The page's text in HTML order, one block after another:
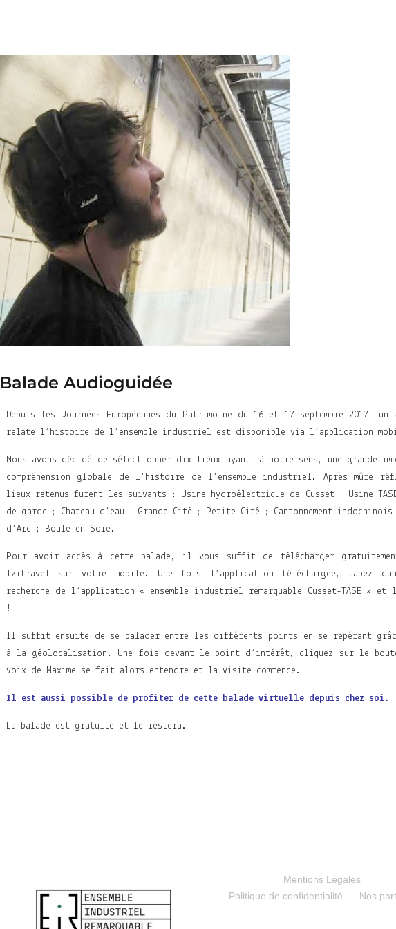
Balade Audioguidée
Depuis les Journées Européennes du Patrimoine du 16 et 17 septembre 2017,
relate l’histoire de l’ensemble industriel est disponible via l’application
Nous avons décidé de sélectionner dix lieux ayant, à notre sens, une grande
compréhension globale de l’histoire de l’ensemble industriel. Après mûre
lieux retenus furent les suivants : Usine hydroélectrique de Cusset ; Usine
de garde ; Chateau d’eau ; Grande Cité ; Petite Cité ; Cantonnement indochinois
d’Arc ; Boule en Soie.
Pour avoir accès à cette balade, il vous suffit de télécharger
Izitravel sur votre mobile. Une fois l’application téléchargée, tapez
recherche de l’application « ensemble industriel remarquable Cusset-TASE » et
!
Il suffit ensuite de se balader entre les différents points en se repérant
à la géolocalisation. Une fois devant le point d’intérêt, cliquez sur le
voix de Maxime se fait alors entendre et la visite commence.
Il est aussi possible de profiter de cette balade virtuelle depuis chez soi.
La balade est gratuite et le restera.
Mentions Légales
Politique de confidentialité
Nos